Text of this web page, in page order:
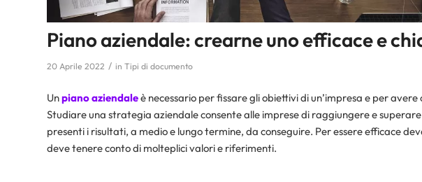
Piano aziendale: crearne uno efficace e
20 Aprile 2022 / in Tipi di documento
Unpianoaziendaleè necessario per fissare gli obiettivi di un’impresa e per
Studiare una strategia aziendale consente alle imprese di raggiungere e
presenti i risultati, a medio e lungo termine, da conseguire. Per essere efficace
deve tenere conto di molteplici valori e riferimenti.